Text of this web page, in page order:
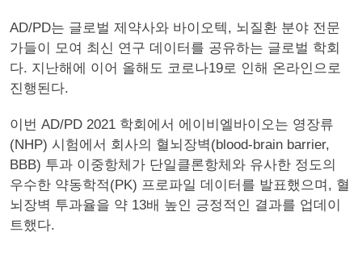
AD/PD는 글로벌 제약사와 바이오텍, 뇌질환 분야 전문
가들이 모여 최신 연구 데이터를 공유하는 글로벌 학회
다. 지난해에 이어 올해도 코로나19로 인해 온라인으로
진행된다.
이번 AD/PD 2021 학회에서 에이비엘바이오는 영장류
(NHP) 시험에서 회사의 혈뇌장벽(blood-brain barrier,
BBB) 투과 이중항체가 단일클론항체와 유사한 정도의
우수한 약동학적(PK) 프로파일 데이터를 발표했으며, 혈
뇌장벽 투과율을 약 13배 높인 긍정적인 결과를 업데이
트했다.